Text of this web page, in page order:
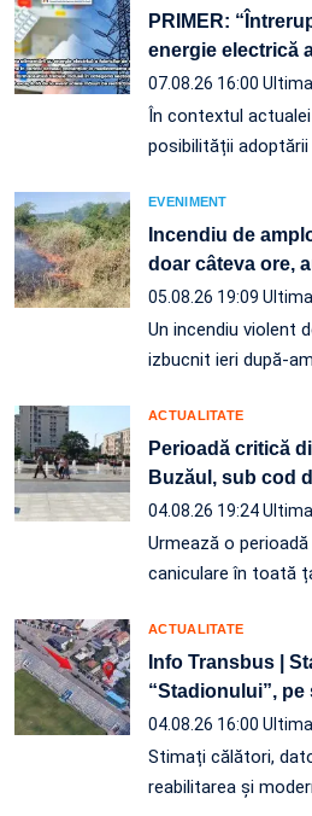
PRIMER:
energie electrică
07.08.26 16:00
În contextul
posibilității
EVENIMENT
Incendiu de
doar câteva ore,
05.08.26 19:09
Un incendiu violent
izbucnit ieri după-
ACTUALITATE
Perioadă critică
Buzăul, sub cod
04.08.26 19:24
Urmează o
caniculare în toată
ACTUALITATE
Info Transbus |
“Stadionului”, pe
04.08.26 16:00
Stimați călători,
reabilitarea și